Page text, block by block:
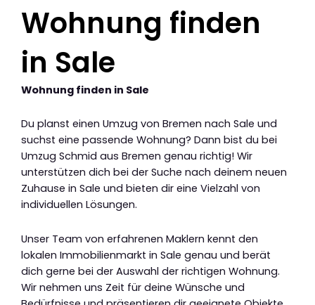
Wohnung finden
in Sale
Wohnung finden in Sale
Du planst einen Umzug von Bremen nach Sale und
suchst eine passende Wohnung? Dann bist du bei
Umzug Schmid aus Bremen genau richtig! Wir
unterstützen dich bei der Suche nach deinem neuen
Zuhause in Sale und bieten dir eine Vielzahl von
individuellen Lösungen.
Unser Team von erfahrenen Maklern kennt den
lokalen Immobilienmarkt in Sale genau und berät
dich gerne bei der Auswahl der richtigen Wohnung.
Wir nehmen uns Zeit für deine Wünsche und